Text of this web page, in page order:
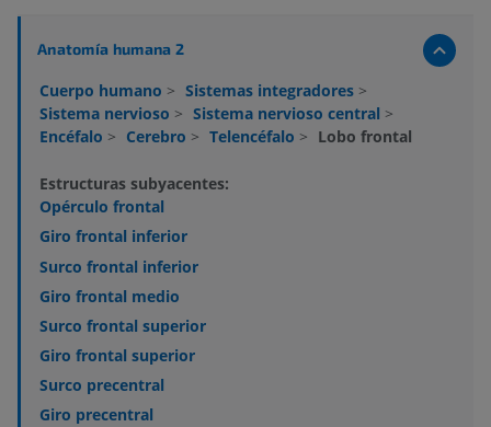
Anatomía humana 2
Cuerpo humano > Sistemas integradores >
Sistema nervioso > Sistema nervioso central >
Encéfalo > Cerebro > Telencéfalo > Lobo frontal
Estructuras subyacentes:
Opérculo frontal
Giro frontal inferior
Surco frontal inferior
Giro frontal medio
Surco frontal superior
Giro frontal superior
Surco precentral
Giro precentral